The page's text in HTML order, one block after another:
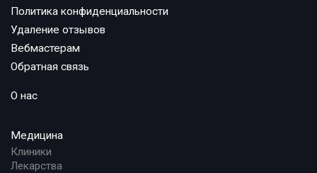
Политика конфиденциальности
Удаление отзывов
Вебмастерам
Обратная связь
О нас
Медицина
Клиники
Лекарства